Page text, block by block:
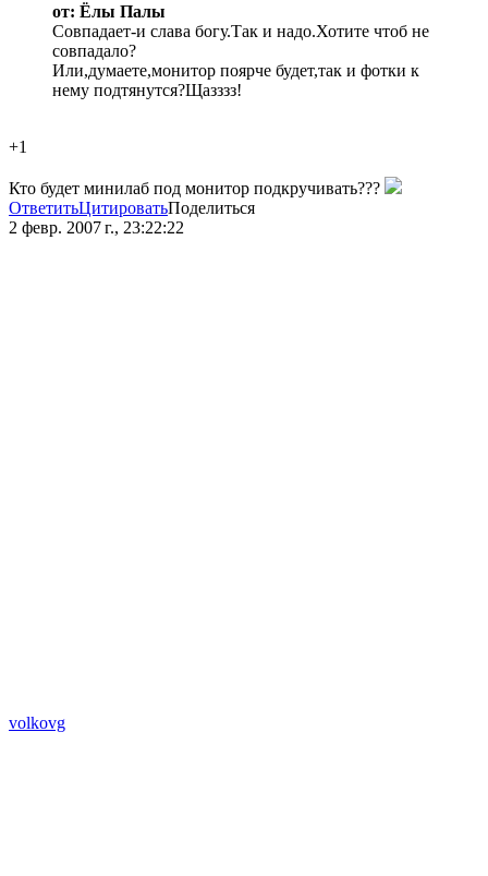
от: Ёлы Палы
Совпадает-и слава богу.Так и надо.Хотите чтоб не
совпадало?
Или,думаете,монитор поярче будет,так и фотки к
нему подтянутся?Щазззз!
+1
Кто будет минилаб под монитор подкручивать???
ОтветитьЦитироватьПоделиться
2 февр. 2007 г., 23:22:22
volkovg